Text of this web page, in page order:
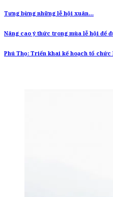
Tưng bừng những lễ hội xuân…
Nâng cao ý thức trong mùa lễ hội để
Phú Thọ: Triển khai kế hoạch tổ chức